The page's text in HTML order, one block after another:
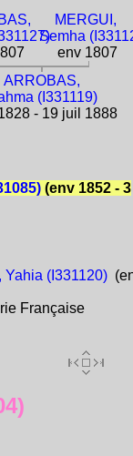
MERGUI,
Semha
env 1807
ARROBAS,
(I331119)
- 19 juil 1888
(env 1852 - 3
Yahia (I331120)
Française